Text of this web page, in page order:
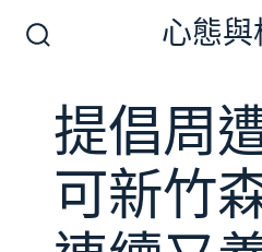
換
開
關
心態與
提倡周
可新竹